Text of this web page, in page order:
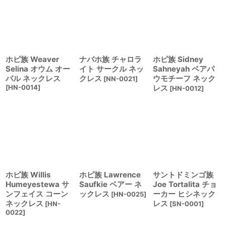
ホピ族 Weaver
Selina オウム オー
バル ネックレス
[HN-0014]
ナバホ族 チャロラ
イト サークル ネッ
クレス [NN-0021]
ホピ族 Sidney
Sahneyah ベアパ
ウモチーフ ネック
レス [HN-0012]
ホピ族 Willis
Humeyestewa サ
ンフェイス コーン
ネックレス [HN-
0022]
ホピ族 Lawrence
Saufkie ベアー ネ
ックレス [HN-0025]
サントドミンゴ族
Joe Tortalita チョ
ーカー ヒシネック
レス [SN-0001]